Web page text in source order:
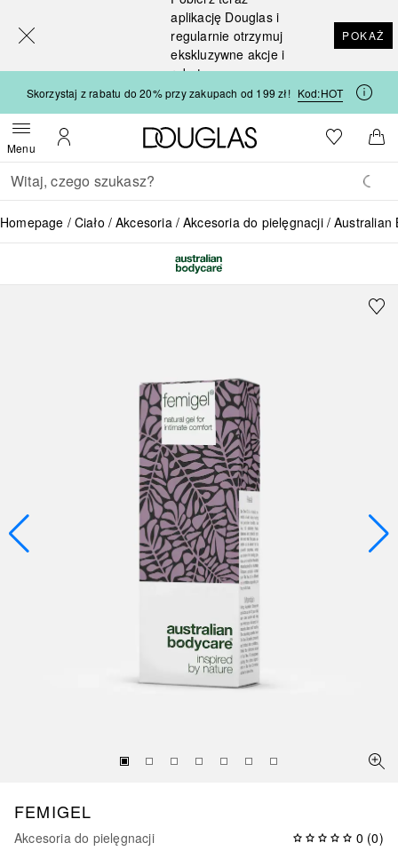
aplikację Douglas i
regularnie otrzymuj
ekskluzywne akcje i
rabaty
POKAŻ
Skorzystaj z rabatu do 20% przy zakupach od 199 zł! Kod:HOT
MenuOtwórz menuMoje konto
Strona główna Douglas
Do listyDo
Wracać
Wykonaj wyszukiwanie
Homepage Ciało Akcesoria Akcesoria do pielęgnacji Australian
FEMIGEL
Akcesoria do pielęgnacji 0 (0)
[navigation.slideout.screenreader]